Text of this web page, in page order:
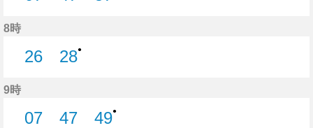
8時
26
28●
9時
07
47
49●